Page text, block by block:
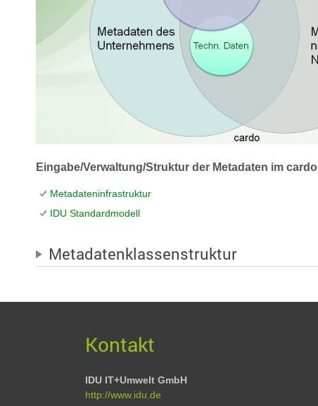
Eingabe/Verwaltung/Struktur der Metadaten im cardo
Metadateninfrastruktur
IDU Standardmodell
Metadatenklassenstruktur
Kontakt
IDU IT+Umwelt GmbH
http://www.idu.de